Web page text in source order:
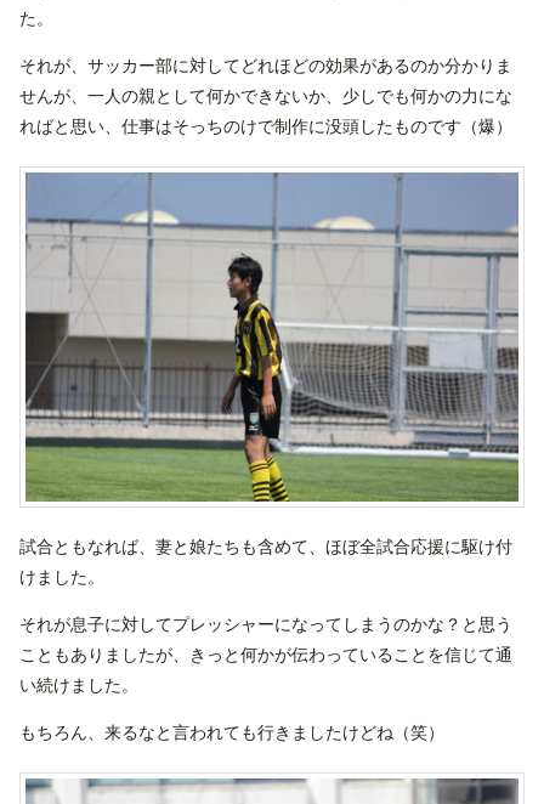
た。
それが、サッカー部に対してどれほどの効果があるのか分かりま
せんが、一人の親として何かできないか、少しでも何かの力にな
ればと思い、仕事はそっちのけで制作に没頭したものです（爆）
試合ともなれば、妻と娘たちも含めて、ほぼ全試合応援に駆け付
けました。
それが息子に対してプレッシャーになってしまうのかな？と思う
こともありましたが、きっと何かが伝わっていることを信じて通
い続けました。
もちろん、来るなと言われても行きましたけどね（笑）